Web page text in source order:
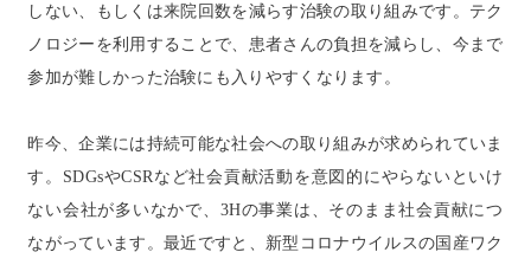
しない、もしくは来院回数を減らす治験の取り組みです。テク
ノロジーを利用することで、患者さんの負担を減らし、今まで
参加が難しかった治験にも入りやすくなります。
昨今、企業には持続可能な社会への取り組みが求められていま
す。SDGsやCSRなど社会貢献活動を意図的にやらないといけ
ない会社が多いなかで、3Hの事業は、そのまま社会貢献につ
ながっています。最近ですと、新型コロナウイルスの国産ワク